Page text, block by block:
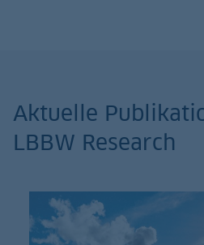
Aktuelle
LBBW Research